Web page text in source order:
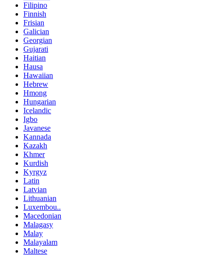
Filipino
Finnish
Frisian
Galician
Georgian
Gujarati
Haitian
Hausa
Hawaiian
Hebrew
Hmong
Hungarian
Icelandic
Igbo
Javanese
Kannada
Kazakh
Khmer
Kurdish
Kyrgyz
Latin
Latvian
Lithuanian
Luxembou..
Macedonian
Malagasy
Malay
Malayalam
Maltese